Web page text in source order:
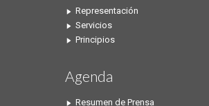
Representación
Servicios
Principios
Agenda
Resumen de Prensa